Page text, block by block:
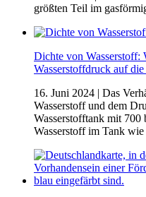
größten Teil im
Dichte von Wasserstoff:
Wasserstoffdruck auf
16. Juni 2024 | Das
Wasserstoff und dem
Wasserstofftank mit 700
Wasserstoff im Tank wie